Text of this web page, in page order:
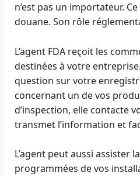
n’est pas un importateur.
douane. Son rôle
L’agent FDA reçoit les
destinées à votre
question sur votre
concernant un de vos
d’inspection, elle contacte
transmet l’information et
L’agent peut aussi assister
programmées de vos